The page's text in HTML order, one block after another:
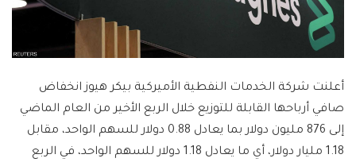
أعلنت شركة الخدمات النفطية الأميركية بيكر هيوز انخفاض
صافي أرباحها القابلة للتوزيع خلال الربع الأخير من العام الماضي
إلى 876 مليون دولار بما يعادل 0.88 دولار للسهم الواحد، مقابل
1.18 مليار دولار، أي ما يعادل 1.18 دولار للسهم الواحد، في الربع